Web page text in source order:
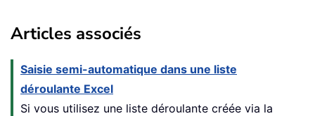
Articles associés
Saisie semi-automatique dans une liste
déroulante Excel
Si vous utilisez une liste déroulante créée via la